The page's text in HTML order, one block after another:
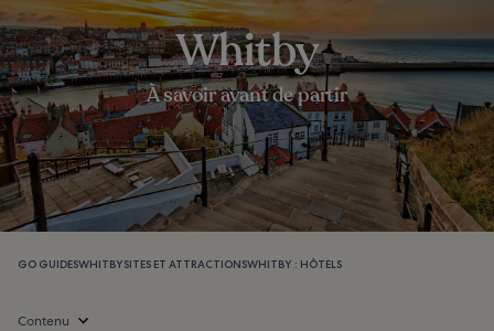
Whitby
À savoir avant de partir
GO GUIDESWHITBYSITES ET ATTRACTIONSWHITBY : HÔTELS
Contenu